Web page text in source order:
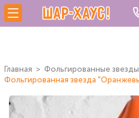
Главная
Фольгированные звезды
Фольгированная звезда